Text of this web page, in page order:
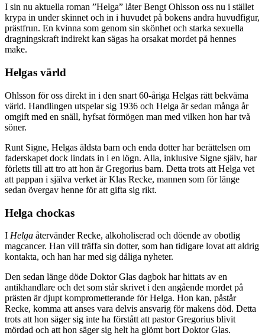
I sin nu aktuella roman ”Helga” låter Bengt Ohlsson oss nu i stället
krypa in under skinnet och in i huvudet på bokens andra huvudfigur,
prästfrun. En kvinna som genom sin skönhet och starka sexuella
dragningskraft indirekt kan sägas ha orsakat mordet på hennes
make.
Helgas värld
Ohlsson för oss direkt in i den snart 60-åriga Helgas rätt bekväma
värld. Handlingen utspelar sig 1936 och Helga är sedan många år
omgift med en snäll, hyfsat förmögen man med vilken hon har två
söner.
Runt Signe, Helgas äldsta barn och enda dotter har berättelsen om
faderskapet dock lindats in i en lögn. Alla, inklusive Signe själv, har
förletts till att tro att hon är Gregorius barn. Detta trots att Helga vet
att pappan i själva verket är Klas Recke, mannen som för länge
sedan övergav henne för att gifta sig rikt.
Helga chockas
I Helga återvänder Recke, alkoholiserad och döende av obotlig
magcancer. Han vill träffa sin dotter, som han tidigare lovat att aldrig
kontakta, och han har med sig dåliga nyheter.
Den sedan länge döde Doktor Glas dagbok har hittats av en
antikhandlare och det som står skrivet i den angående mordet på
prästen är djupt komprometterande för Helga. Hon kan, påstår
Recke, komma att anses vara delvis ansvarig för makens död. Detta
trots att hon säger sig inte ha förstått att pastor Gregorius blivit
mördad och att hon säger sig helt ha glömt bort Doktor Glas.